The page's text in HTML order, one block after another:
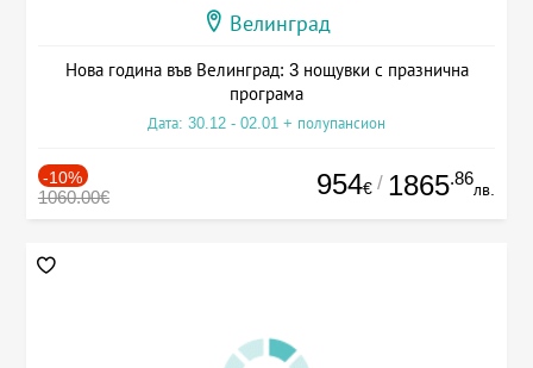
Велинград
Нова година във Велинград: 3 нощувки с празнична
програма
Дата: 30.12 - 02.01 + полупансион
-10%
1060.00€ 954€ / 1865.86
лв.